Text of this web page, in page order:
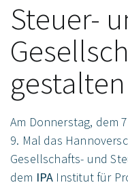
Steuer-
Am Donnerstag, dem
9. Mal das
Gesellschafts- und
dem IPA Institut für